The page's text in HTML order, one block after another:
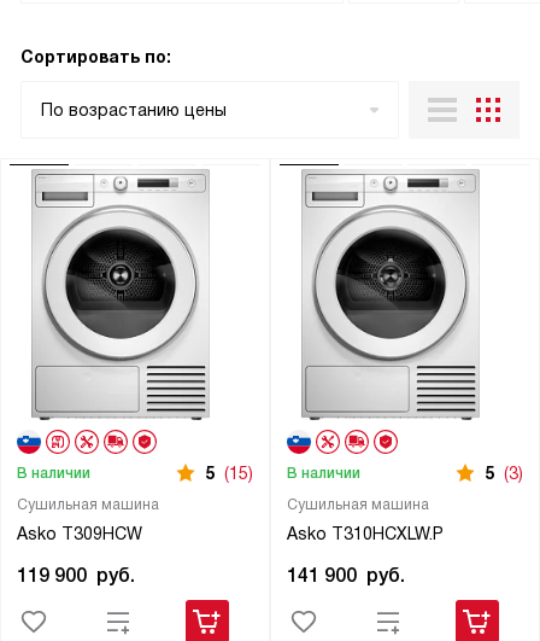
Сортировать по:
По возрастанию цены
Сушильная машина
Asko T309HCW
В наличии 5 (15)
119 900 руб.
Сушильная машина
Asko T310HCXLW.P
В наличии 5 (3)
141 900 руб.